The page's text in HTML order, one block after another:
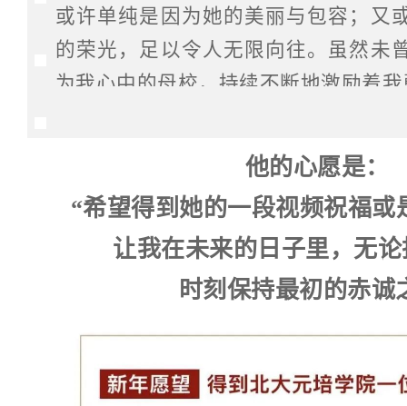
或许单纯是因为她的美丽与包容；又
的荣光，足以令人无限向往。虽然未
为我心中的母校，持续不断地激励着
未名湖畔再见。曾想拉近与你的距离
科上不断钻研、汲取知识，尝试过参
因未能更进一步。
望着你，我总觉得我们之间的距离似
我曾哭泣过、担忧过、迷茫过，却
他的心愿是：
“希望得到她的一段视频祝福或
让我在未来的日子里，无
时刻保持最初的赤诚